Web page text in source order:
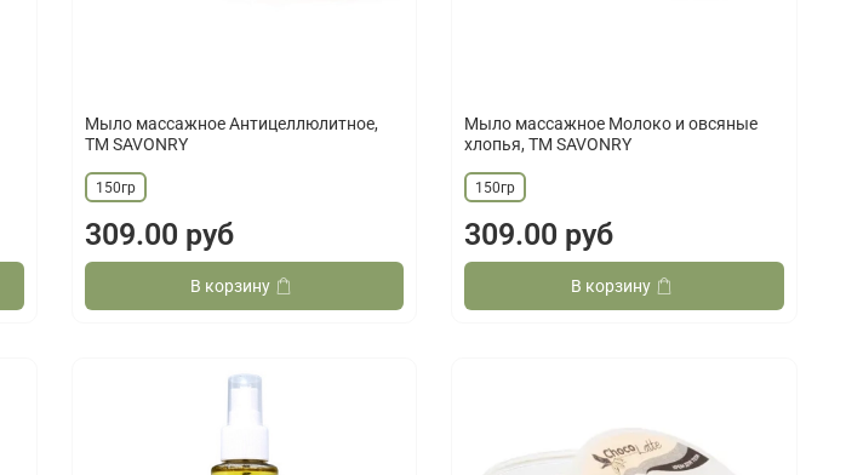
Мыло массажное Антицеллюлитное,
ТМ SAVONRY
150гр
309.00 руб
В корзину
Мыло массажное Молоко и овсяные
хлопья, ТМ SAVONRY
150гр
309.00 руб
В корзину